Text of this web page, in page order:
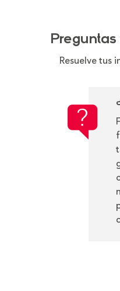
Resuelve tus